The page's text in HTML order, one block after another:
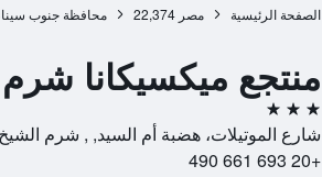
الصفحة الرئيسية مصر 22,374 محافظة جنوب
منتجع ميكسيكانا شرم
3 نجوم
شارع الموتيلات، هضبة أم السيد, , شرم
+20 693 661 490